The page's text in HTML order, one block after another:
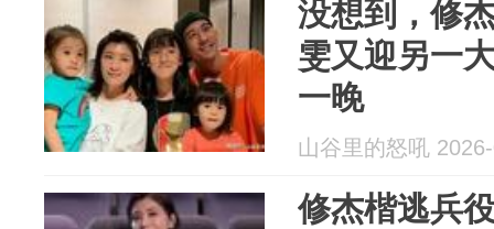
没想到，修
雯又迎另一
一晚
山谷里的怒吼
修杰楷逃兵